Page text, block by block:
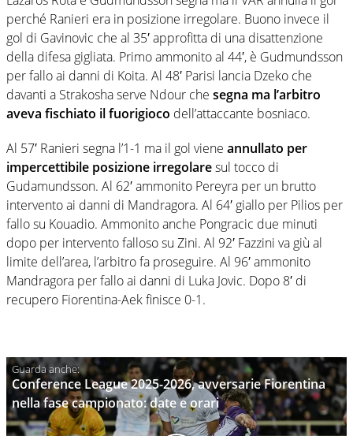
perché Ranieri era in posizione irregolare. Buono invece il
gol di Gavinovic che al 35′ approfitta di una disattenzione
della difesa gigliata. Primo ammonito al 44′, è Gudmundsson
per fallo ai danni di Koita. Al 48′ Parisi lancia Dzeko che
davanti a Strakosha serve Ndour che segna ma l’arbitro
aveva fischiato il fuorigioco dell’attaccante bosniaco.
Al 57′ Ranieri segna l’1-1 ma il gol viene annullato per
impercettibile posizione irregolaresul tocco di
Gudamundsson. Al 62′ ammonito Pereyra per un brutto
intervento ai danni di Mandragora. Al 64′ giallo per Pilios per
fallo su Kouadio. Ammonito anche Pongracic due minuti
dopo per intervento falloso su Zini. Al 92′ Fazzini va giù al
limite dell’area, l’arbitro fa proseguire. Al 96′ ammonito
Mandragora per fallo ai danni di Luka Jovic. Dopo 8′ di
recupero Fiorentina-Aek finisce 0-1.
Conference League 2025-2026, avversarie Fiorentina
nella fase campionato: date e orari